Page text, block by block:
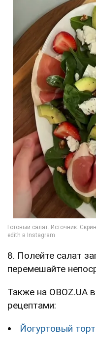
8. Полейте салат
перемешайте
Также на OBOZ.UA
рецептами:
Йогуртовый